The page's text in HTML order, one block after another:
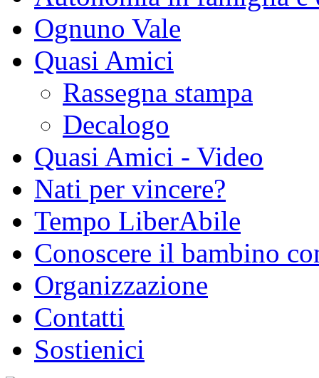
Ognuno Vale
Quasi Amici
Rassegna stampa
Decalogo
Quasi Amici - Video
Nati per vincere?
Tempo LiberAbile
Conoscere il bambino
Organizzazione
Contatti
Sostienici